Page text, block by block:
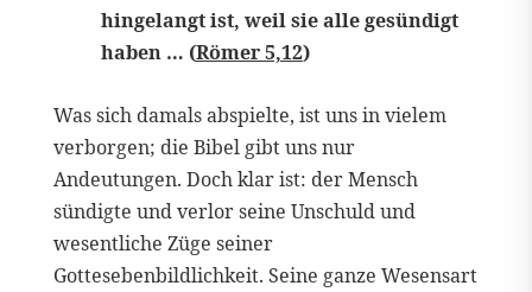
hingelangt ist, weil sie alle gesündigt
haben … (Römer 5,12)
Was sich damals abspielte, ist uns in vielem
verborgen; die Bibel gibt uns nur
Andeutungen. Doch klar ist: der Mensch
sündigte und verlor seine Unschuld und
wesentliche Züge seiner
Gottesebenbildlichkeit. Seine ganze Wesensart